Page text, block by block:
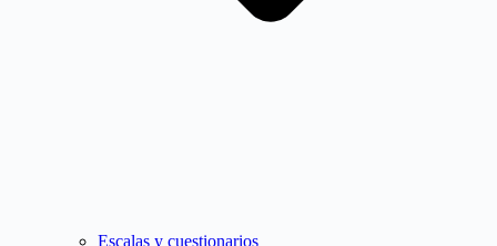
Escalas y cuestionarios